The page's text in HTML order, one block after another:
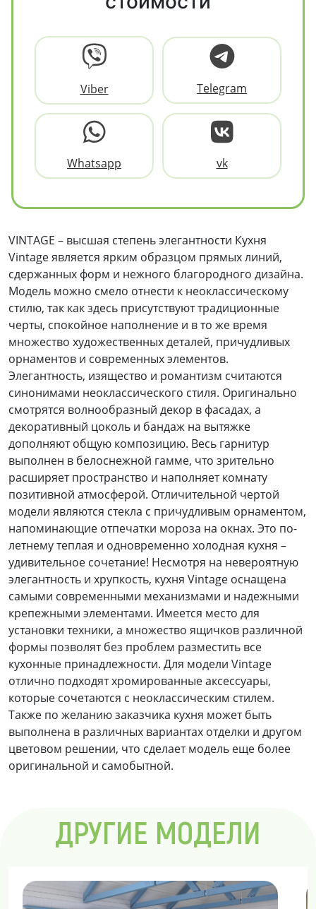
Viber Telegram
Whatsapp vk
VINTAGE – высшая степень элегантности Кухня
Vintage является ярким образцом прямых линий,
сдержанных форм и нежного благородного дизайна.
Модель можно смело отнести к неоклассическому
стилю, так как здесь присутствуют традиционные
черты, спокойное наполнение и в то же время
множество художественных деталей, причудливых
орнаментов и современных элементов.
Элегантность, изящество и романтизм считаются
синонимами неоклассического стиля. Оригинально
смотрятся волнообразный декор в фасадах, а
декоративный цоколь и бандаж на вытяжке
дополняют общую композицию. Весь гарнитур
выполнен в белоснежной гамме, что зрительно
расширяет пространство и наполняет комнату
позитивной атмосферой. Отличительной чертой
модели являются стекла с причудливым орнаментом,
напоминающие отпечатки мороза на окнах. Это по-
летнему теплая и одновременно холодная кухня –
удивительное сочетание! Несмотря на невероятную
элегантность и хрупкость, кухня Vintage оснащена
самыми современными механизмами и надежными
крепежными элементами. Имеется место для
установки техники, а множество ящичков различной
формы позволят без проблем разместить все
кухонные принадлежности. Для модели Vintage
отлично подходят хромированные аксессуары,
которые сочетаются с неоклассическим стилем.
Также по желанию заказчика кухня может быть
выполнена в различных вариантах отделки и другом
цветовом решении, что сделает модель еще более
оригинальной и самобытной.
ДРУГИЕ МОДЕЛИ